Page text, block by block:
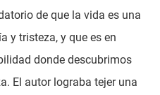
de que la vida es una
y tristeza, y que es en
donde descubrimos
El autor lograba tejer una